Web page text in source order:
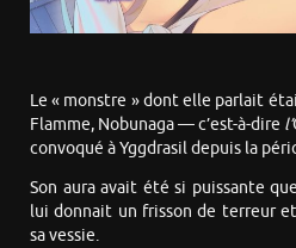
Le « monstre » dont elle parlait
Flamme, Nobunaga — c’est-à-dire l’
convoqué à Yggdrasil depuis la
Son aura avait été si puissante
lui donnait un frisson de terreur
sa vessie.